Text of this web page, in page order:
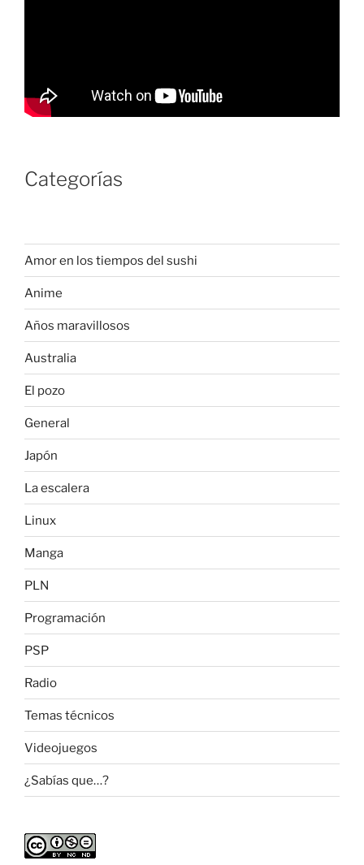
Categorías
Amor en los tiempos del sushi
Anime
Años maravillosos
Australia
El pozo
General
Japón
La escalera
Linux
Manga
PLN
Programación
PSP
Radio
Temas técnicos
Videojuegos
¿Sabías que…?